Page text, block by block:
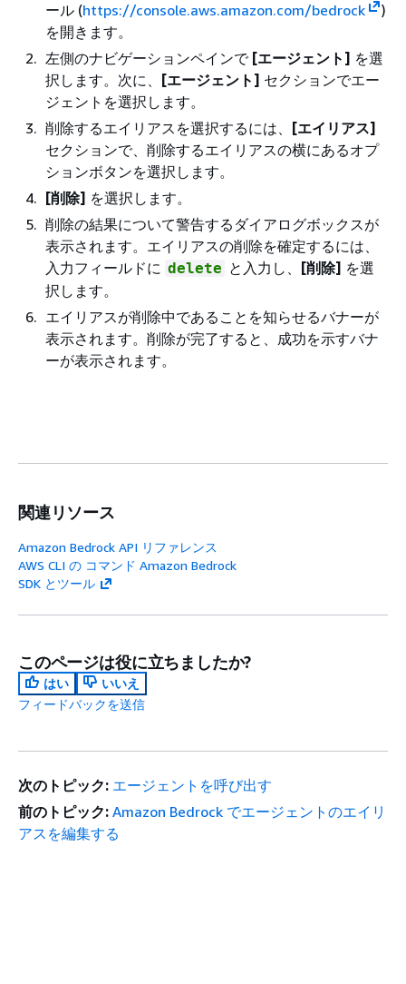
ール (https://console.aws.amazon.com/bedrock
)
を開きます。
左側のナビゲーションペインで [エージェント] を選
択します。次に、
[エージェント] セクションでエー
ジェントを選択します。
削除するエイリアスを選択するには、
[エイリアス]
セクションで、削除するエイリアスの横にあるオプ
ションボタンを選択します。
[削除] を選択します。
削除の結果について警告するダイアログボックスが
表示されます。エイリアスの削除を確定するには、
入力フィールドに delete と入力し、 [削除] を選
択します。
エイリアスが削除中であることを知らせるバナーが
表示されます。削除が完了すると、成功を示すバナ
ーが表示されます。
関連リソース
Amazon Bedrock API リファレンス
AWS CLI の コマンド Amazon Bedrock
SDK とツール
このページは役に立ちましたか?
はい
いいえ
フィードバックを送信
次のトピック: エージェントを呼び出す
前のトピック: Amazon Bedrock でエージェントのエイリ
アスを編集する